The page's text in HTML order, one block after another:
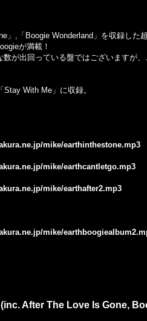
」,「Boogie Wonderland」を収録した
が満載！
が出回っている盤ではございますが
With Me」に収録。
mike/earthinthestone.mp3
mike/earthcantletgo.mp3
mike/earthafter2.mp3
mike/
After The Love Is Gone,